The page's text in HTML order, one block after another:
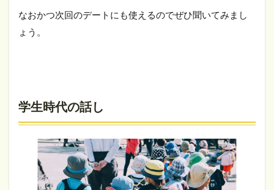
なおかつ次回のデートにも使えるのでぜひ聞いてみまし
ょう。
学生時代の話し